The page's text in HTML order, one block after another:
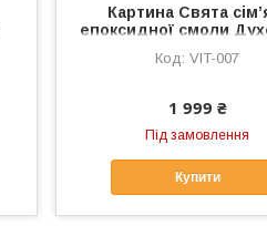
Картина Свята
епоксидної смоли
Ручна робота
VIT-007
1 999 ₴
Під замовлення
Купити